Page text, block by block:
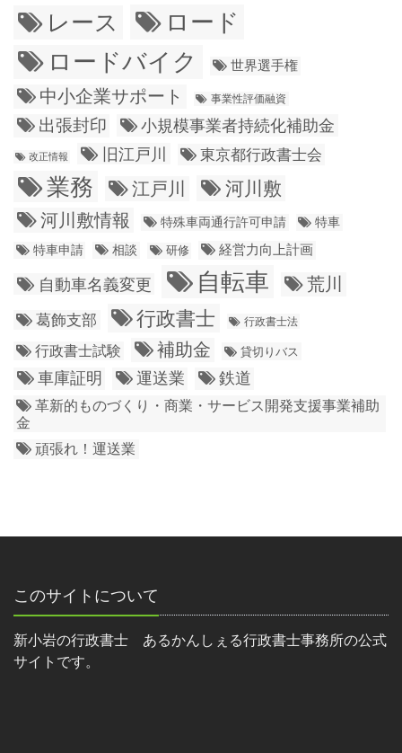
レース
ロード
ロードバイク
世界選手権
中小企業サポート 事業性評価融資
出張封印 小規模事業者持続化補助金
改正情報 旧江戸川 東京都行政書士会
業務 江戸川
河川敷
河川敷情報
特殊車両通行許可申請
特車
特車申請
相談 研修 経営力向上計画
自動車名義変更 自転車 荒川
葛飾支部 行政書士 行政書士法
行政書士試験 補助金 貸切りバス
車庫証明 運送業 鉄道
革新的ものづくり・商業・サービス開発支援事業補助
金
頑張れ！運送業
このサイトについて
新小岩の行政書士 あるかんしぇる行政書士事務所の公式
サイトです。